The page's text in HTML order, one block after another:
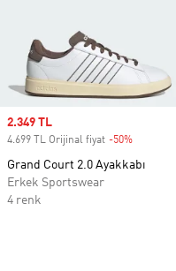
Sale price
2.349 TL
4.699 TL Orijinal fiyat -50%
Grand Court 2.0 Ayakkabı
Erkek Sportswear
4 renk